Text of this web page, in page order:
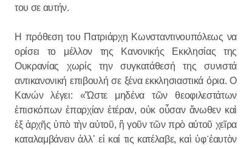
του σε αυτήν.
Η πρόθεση του Πατριάρχη Κωνσταντινουπόλεως να
ορίσει το μέλλον της Κανονικής Εκκλησίας της
Ουκρανίας χωρίς την συγκατάθεσή της συνιστά
αντικανονική επιβουλή σε ξένα εκκλησιαστικά όρια. Ο
Κανών λέγει: «Ὥστε μηδένα τῶν θεοφιλεστάτων
ἐπισκόπων ἐπαρχίαν ἑτέραν, οὐκ οὖσαν ἄνωθεν καὶ
ἐξ ἀρχῆς ὑπὸ τὴν αὐτοῦ, ἢ γοῦν τῶν πρὸ αὐτοῦ χεῖρα
καταλαμβάνειν ἀλλ᾿ εἰ καί τις κατέλαβε, καὶ ὑφ´ἑαυτὸν